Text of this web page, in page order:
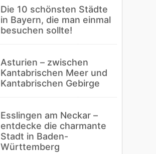
Die 10 schönsten Städte
in Bayern, die man einmal
besuchen sollte!
Asturien – zwischen
Kantabrischen Meer und
Kantabrischen Gebirge
Esslingen am Neckar –
entdecke die charmante
Stadt in Baden-
Württemberg